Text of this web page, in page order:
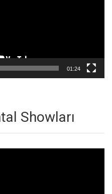
01:24
Showları